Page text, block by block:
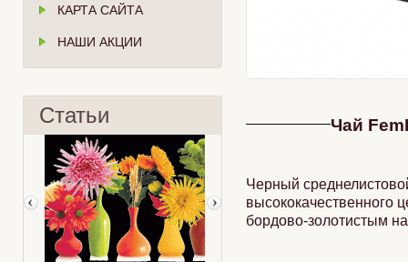
КАРТА САЙТА
НАШИ АКЦИИ
Статьи Чай
Черный
высококачественного
бордово-золотистым